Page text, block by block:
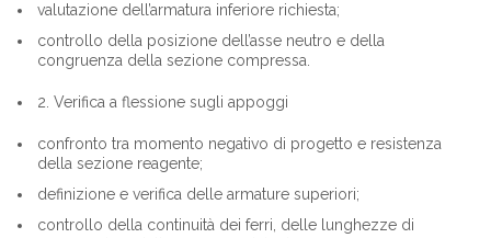
valutazione dell’armatura inferiore richiesta;
controllo della posizione dell’asse neutro e della
congruenza della sezione compressa.
2. Verifica a flessione sugli appoggi
confronto tra momento negativo di progetto e resistenza
della sezione reagente;
definizione e verifica delle armature superiori;
controllo della continuità dei ferri, delle lunghezze di